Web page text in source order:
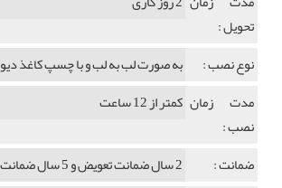
تحویل :
نوع نصب :
به صورت لب به لب و با چسپ کاغذ
مدت زمان
نصب :
کمتر از 12 ساعت
ضمانت :
2 سال ضمانت تعویض و 5 سال ضمانت ماندگاری